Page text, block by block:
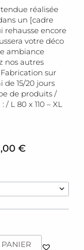
réalisée
un [cadre
rehausse encore
votre déco
ambiance
nos autres
sur
15/20 jours
de produits /
L 80 x 110 – XL
€